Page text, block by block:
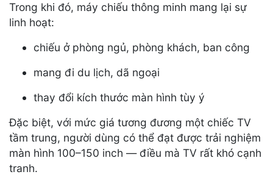
Trong khi đó, máy chiếu thông minh mang lại sự
linh hoạt:
chiếu ở phòng ngủ, phòng khách, ban công
mang đi du lịch, dã ngoại
thay đổi kích thước màn hình tùy ý
Đặc biệt, với mức giá tương đương một chiếc TV
tầm trung, người dùng có thể đạt được trải nghiệm
màn hình 100–150 inch — điều mà TV rất khó cạnh
tranh.